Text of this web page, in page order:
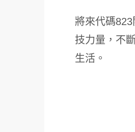
將來代碼
技力量，不
生活。